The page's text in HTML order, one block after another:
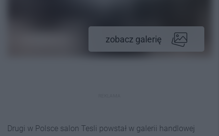
zobacz galerię
Drugi w Polsce salon Tesli powstał w galerii handlowej